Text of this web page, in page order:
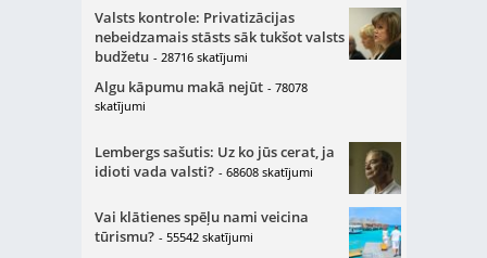
Valsts kontrole: Privatizācijas
nebeidzamais stāsts sāk tukšot valsts
budžetu - 28716 skatījumi
Algu kāpumu makā nejūt - 78078
skatījumi
Lembergs sašutis: Uz ko jūs cerat, ja
idioti vada valsti? - 68608 skatījumi
Vai klātienes spēļu nami veicina
tūrismu? - 55542 skatījumi